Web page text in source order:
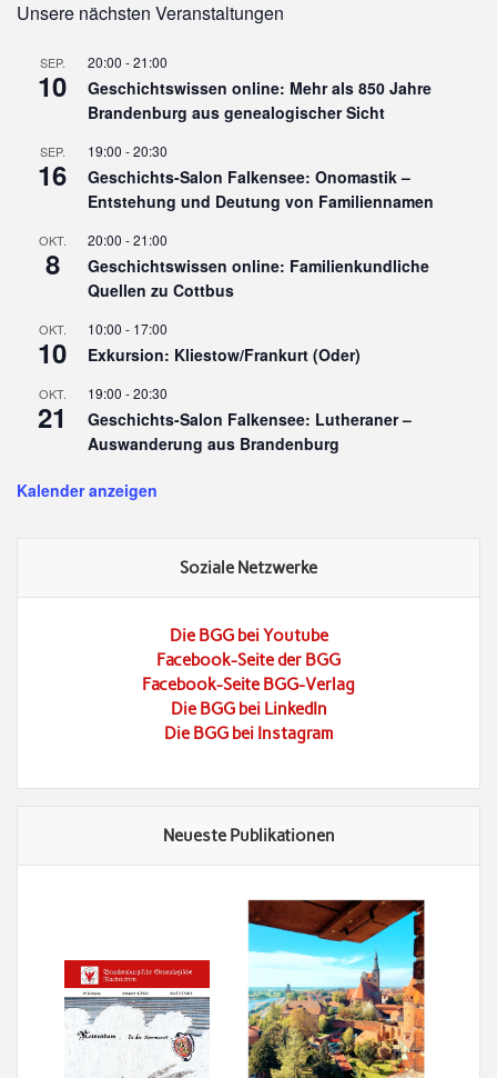
Unsere nächsten Veranstaltungen
SEP.
10
20:00 -21:00
Geschichtswissen online: Mehr als 850 Jahre
Brandenburg aus genealogischer Sicht
SEP.
16
19:00 -20:30
Geschichts-Salon Falkensee: Onomastik –
Entstehung und Deutung von Familiennamen
OKT.
8
20:00 -21:00
Geschichtswissen online: Familienkundliche
Quellen zu Cottbus
OKT.
10
10:00 - 17:00
Exkursion: Kliestow/Frankurt (Oder)
OKT.
21
19:00 -20:30
Geschichts-Salon Falkensee: Lutheraner –
Auswanderung aus Brandenburg
Kalender anzeigen
Soziale Netzwerke
Die BGG bei Youtube
Facebook-Seite der BGG
Facebook-Seite BGG-Verlag
Die BGG bei LinkedIn
Die BGG bei Instagram
Neueste Publikationen